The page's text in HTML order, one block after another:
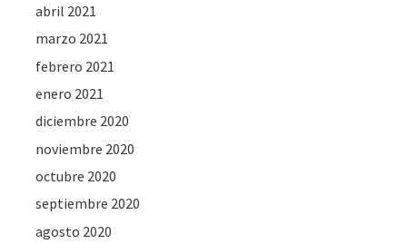
abril 2021
marzo 2021
febrero 2021
enero 2021
diciembre 2020
noviembre 2020
octubre 2020
septiembre 2020
agosto 2020